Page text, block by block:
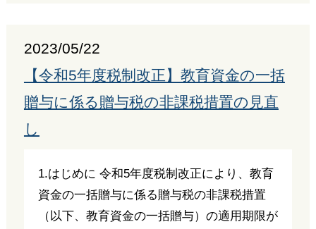
2023/05/22
【令和5年度税制改正】教育資金の一括
贈与に係る贈与税の非課税措置の見直
し
1.はじめに 令和5年度税制改正により、教育
資金の一括贈与に係る贈与税の非課税措置
（以下、教育資金の一括贈与）の適用期限が